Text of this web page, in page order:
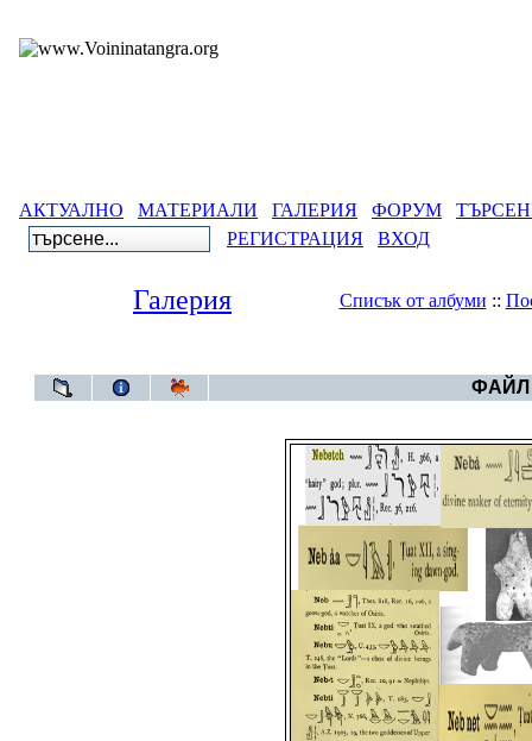
АКТУАЛНО МАТЕРИАЛИ ГАЛЕРИЯ ФОРУМ
РЕГИСТРАЦИЯ
ВХОД
Галерия Списък от албуми ::
ФАЙЛ